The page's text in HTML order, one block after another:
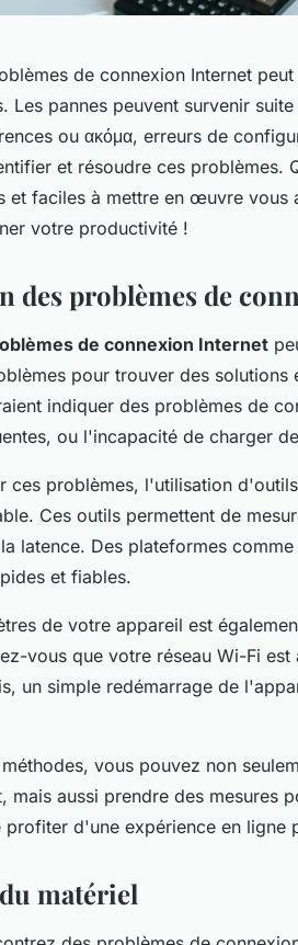
de connexion Internet
Les pannes peuvent survenir
ou ακόμα, erreurs de
et résoudre ces problèmes.
et faciles à mettre en œuvre vous
votre productivité !
des problèmes de
de connexion Internet
pour trouver des solutions
indiquer des problèmes de
ou l'incapacité de charger
ces problèmes, l'utilisation
Ces outils permettent de
latence. Des plateformes
et fiables.
de votre appareil est
vous que votre réseau Wi-Fi
un simple redémarrage de
vous pouvez non
mais aussi prendre des mesures
d'une expérience en ligne
matériel